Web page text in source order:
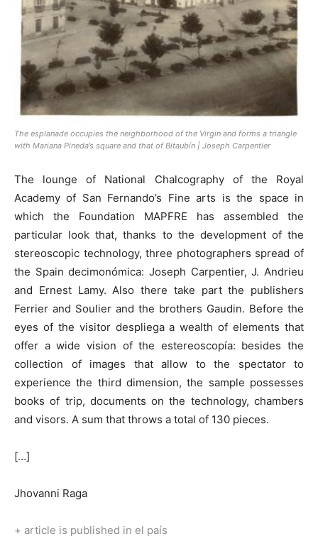
The esplanade occupies the neighborhood of the Virgin and forms a triangle
with Mariana Pineda’s square and that of Bitaubín | Joseph Carpentier
The lounge of National Chalcography of the Royal
Academy of San Fernando’s Fine arts is the space in
which the Foundation MAPFRE has assembled the
particular look that, thanks to the development of the
stereoscopic technology, three photographers spread of
the Spain decimonómica: Joseph Carpentier, J. Andrieu
and Ernest Lamy. Also there take part the publishers
Ferrier and Soulier and the brothers Gaudin. Before the
eyes of the visitor despliega a wealth of elements that
offer a wide vision of the estereoscopía: besides the
collection of images that allow to the spectator to
experience the third dimension, the sample possesses
books of trip, documents on the technology, chambers
and visors. A sum that throws a total of 130 pieces.
[…]
Jhovanni Raga
+ article is published in el país